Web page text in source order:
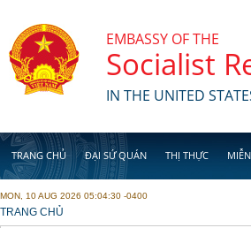
EMBASSY OF THE
Socialist
IN THE UNITED
TRANG CHỦ ĐẠI SỨ QUÁN THỊ THỰC
MON, 10 AUG 2026 05:04:30 -0400
YOU ARE HERE
TRANG CHỦ